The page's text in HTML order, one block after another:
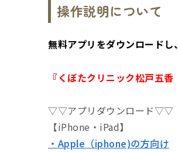
操作説明について
無料アプリをダウンロード
『くぼたクリニック松戸五
▽▽アプリダウンロード▽▽
【iPhone・iPad】
・Apple（iphone)の方向け